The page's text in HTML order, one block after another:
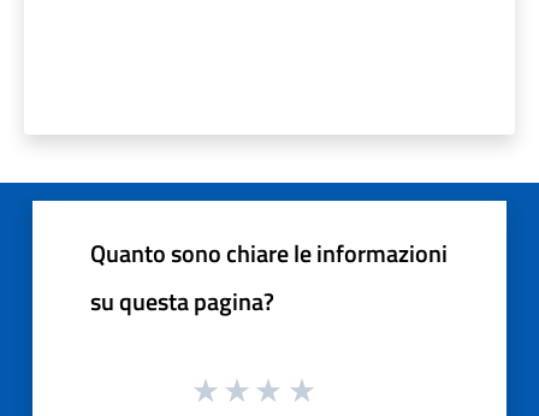
Quanto sono chiare le informazioni
su questa pagina?